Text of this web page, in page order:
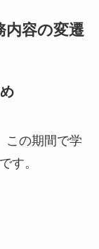
内容の変遷
この期間で学
です。